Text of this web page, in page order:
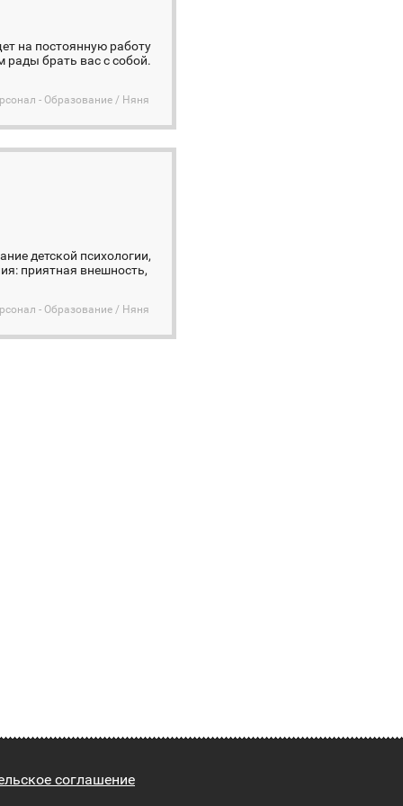
на постоянную работу
брать вас с собой.
- Образование / Няня
детской психологии,
приятная внешность,
- Образование / Няня
соглашение